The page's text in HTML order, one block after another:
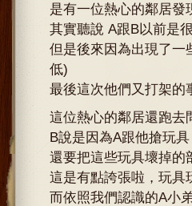
是有一位熱心的鄰居發
其實聽說 A跟B以前是
但是後來因為出現了一
低)
最後這次他們又打架的
這位熱心的鄰居還跑去
B說是因為A跟他搶玩
還要把這些玩具壞掉的
這是有點誇張啦，玩具
而依照我們認識的A小